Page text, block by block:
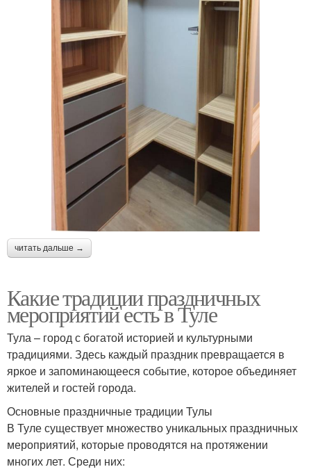
читать дальше →
Какие традиции праздничных
мероприятий есть в Туле
Тула – город с богатой историей и культурными
традициями. Здесь каждый праздник превращается в
яркое и запоминающееся событие, которое объединяет
жителей и гостей города.
Основные праздничные традиции Тулы
В Туле существует множество уникальных праздничных
мероприятий, которые проводятся на протяжении
многих лет. Среди них: